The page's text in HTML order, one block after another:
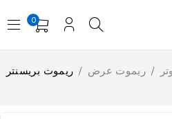
0
ريموت عرض
ريموت بريسنتر